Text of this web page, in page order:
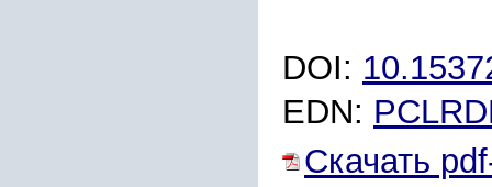
DOI:
EDN:
Скачать